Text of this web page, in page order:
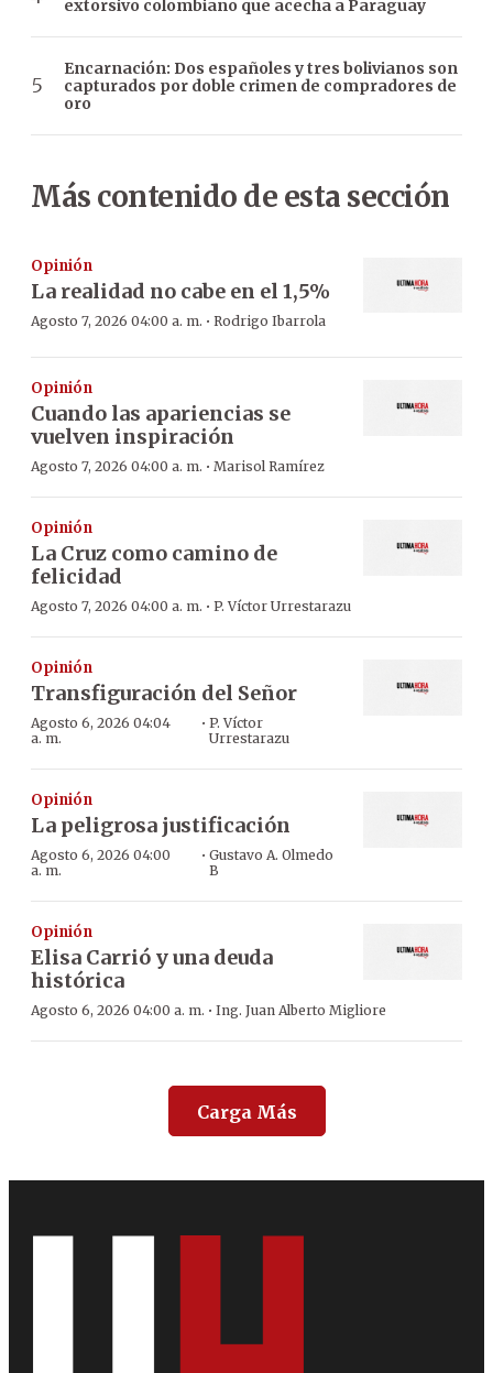
extorsivo colombiano que acecha a Paraguay
Encarnación: Dos españoles y tres bolivianos son
capturados por doble crimen de compradores de
oro
Más contenido de esta sección
Opinión
La realidad no cabe en el 1,5%
Agosto 7, 2026 04:00 a. m. · Rodrigo Ibarrola
Opinión
Cuando las apariencias se
vuelven inspiración
Agosto 7, 2026 04:00 a. m. · Marisol Ramírez
Opinión
La Cruz como camino de
felicidad
Agosto 7, 2026 04:00 a. m. · P. Víctor Urrestarazu
Opinión
Transfiguración del Señor
Agosto 6, 2026 04:04
a. m.
· P. Víctor
Urrestarazu
Opinión
La peligrosa justificación
Agosto 6, 2026 04:00
a. m.
· Gustavo A. Olmedo
B
Opinión
Elisa Carrió y una deuda
histórica
Agosto 6, 2026 04:00 a. m. · Ing. Juan Alberto Migliore
Carga Más